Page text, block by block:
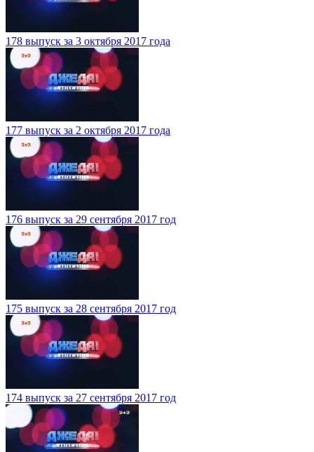
178 выпуск за 3 октября 2017 года
177 выпуск за 2 октября 2017 года
176 выпуск за 29 сентября 2017 год
175 выпуск за 28 сентября 2017 год
174 выпуск за 27 сентября 2017 год